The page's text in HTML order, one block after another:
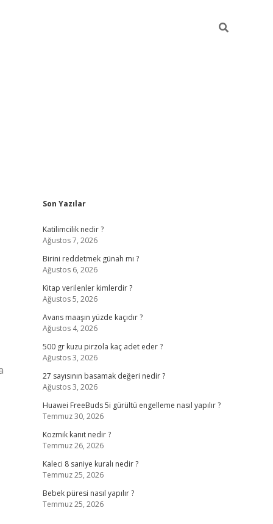
Sidebar
Son Yazılar
Katilimcilik nedir ?
Ağustos 7, 2026
Birini reddetmek günah mı ?
Ağustos 6, 2026
Kitap verilenler kimlerdir ?
Ağustos 5, 2026
Avans maaşın yüzde kaçıdır ?
Ağustos 4, 2026
500 gr kuzu pirzola kaç adet eder ?
Ağustos 3, 2026
27 sayısının basamak değeri nedir ?
Ağustos 3, 2026
Huawei FreeBuds 5i gürültü engelleme nasıl yapılır ?
Temmuz 30, 2026
Kozmik kanıt nedir ?
Temmuz 26, 2026
Kaleci 8 saniye kuralı nedir ?
Temmuz 25, 2026
Bebek püresi nasıl yapılır ?
Temmuz 25, 2026
ilbet giriş